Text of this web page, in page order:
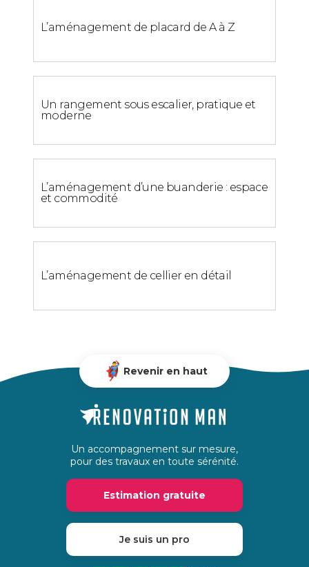
L’aménagement de placard de A à Z
Un rangement sous escalier, pratique et
moderne
L’aménagement d’une buanderie : espace
et commodité
L’aménagement de cellier en détail
Revenir en haut
Un accompagnement sur mesure,
pour des travaux en toute sérénité.
Estimation gratuite
Je suis un pro